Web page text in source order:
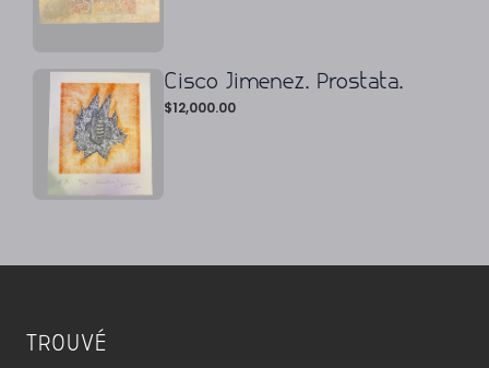
Cisco Jimenez. Prostata.
$12,000.00
TROUVÉ